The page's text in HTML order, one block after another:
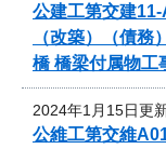
公建工第交建
（改築）（債
橋 橋梁付属物工
2024年1月15日更
公維工第交維